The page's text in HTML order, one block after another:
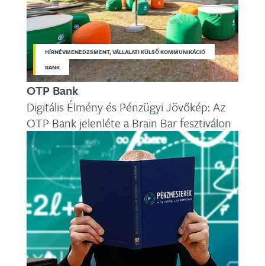
HÍRNÉVMENEDZSMENT, VÁLLALATI KÜLSŐ KOMMUNIKÁCIÓ
BANK
OTP Bank
Digitális Élmény és Pénzügyi Jövőkép: Az
OTP Bank jelenléte a Brain Bar fesztiválon